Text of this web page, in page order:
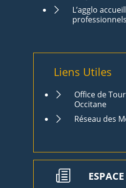
L’agglo
professionnels
Liens Utiles
Office de
Occitane
Réseau des